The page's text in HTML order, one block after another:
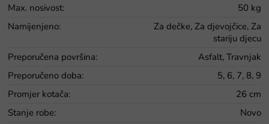
Max. nosivost:
50 kg
Namijenjeno:
Za dečke, Za djevojčice, Za
stariju djecu
Preporučena površina:
Asfalt, Travnjak
Preporučeno doba:
5, 6, 7, 8, 9
Promjer kotača:
26 cm
Stanje robe:
Novo